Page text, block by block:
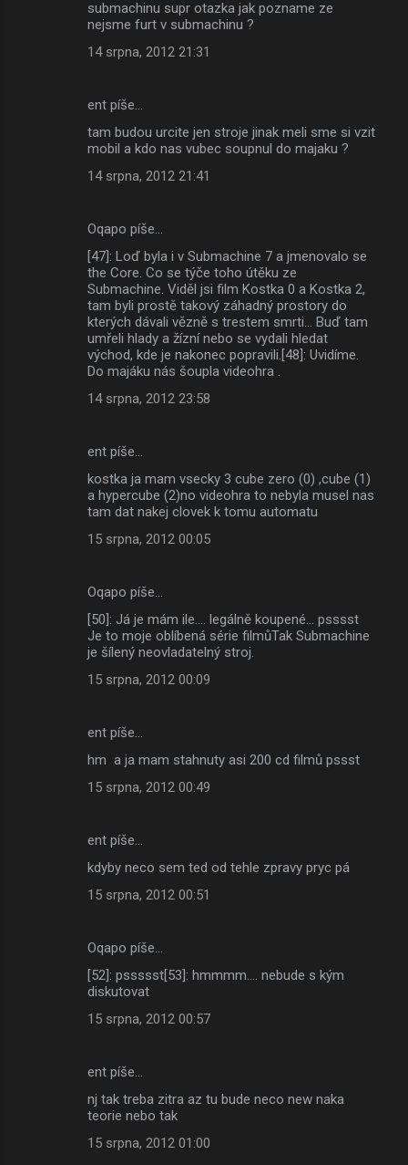
submachinu supr otazka jak pozname ze
nejsme furt v submachinu ?
14 srpna, 2012 21:31
ent píše…
tam budou urcite jen stroje jinak meli sme si vzit
mobil a kdo nas vubec soupnul do majaku ?
14 srpna, 2012 21:41
Oqapo píše…
[47]: Loď byla i v Submachine 7 a jmenovalo se
the Core. Co se týče toho útěku ze
Submachine. Viděl jsi film Kostka 0 a Kostka 2,
tam byli prostě takový záhadný prostory do
kterých dávali vězně s trestem smrti... Buď tam
umřeli hlady a žízní nebo se vydali hledat
východ, kde je nakonec popravili.[48]: Uvidíme.
Do majáku nás šoupla videohra .
14 srpna, 2012 23:58
ent píše…
kostka ja mam vsecky 3 cube zero (0) ,cube (1)
a hypercube (2)no videohra to nebyla musel nas
tam dat nakej clovek k tomu automatu
15 srpna, 2012 00:05
Oqapo píše…
[50]: Já je mám ile.... legálně koupené... psssst
Je to moje oblíbená série filmůTak Submachine
je šílený neovladatelný stroj.
15 srpna, 2012 00:09
ent píše…
hm a ja mam stahnuty asi 200 cd filmů pssst
15 srpna, 2012 00:49
ent píše…
kdyby neco sem ted od tehle zpravy pryc pá
15 srpna, 2012 00:51
Oqapo píše…
[52]: pssssst[53]: hmmmm.... nebude s kým
diskutovat
15 srpna, 2012 00:57
ent píše…
nj tak treba zitra az tu bude neco new naka
teorie nebo tak
15 srpna, 2012 01:00